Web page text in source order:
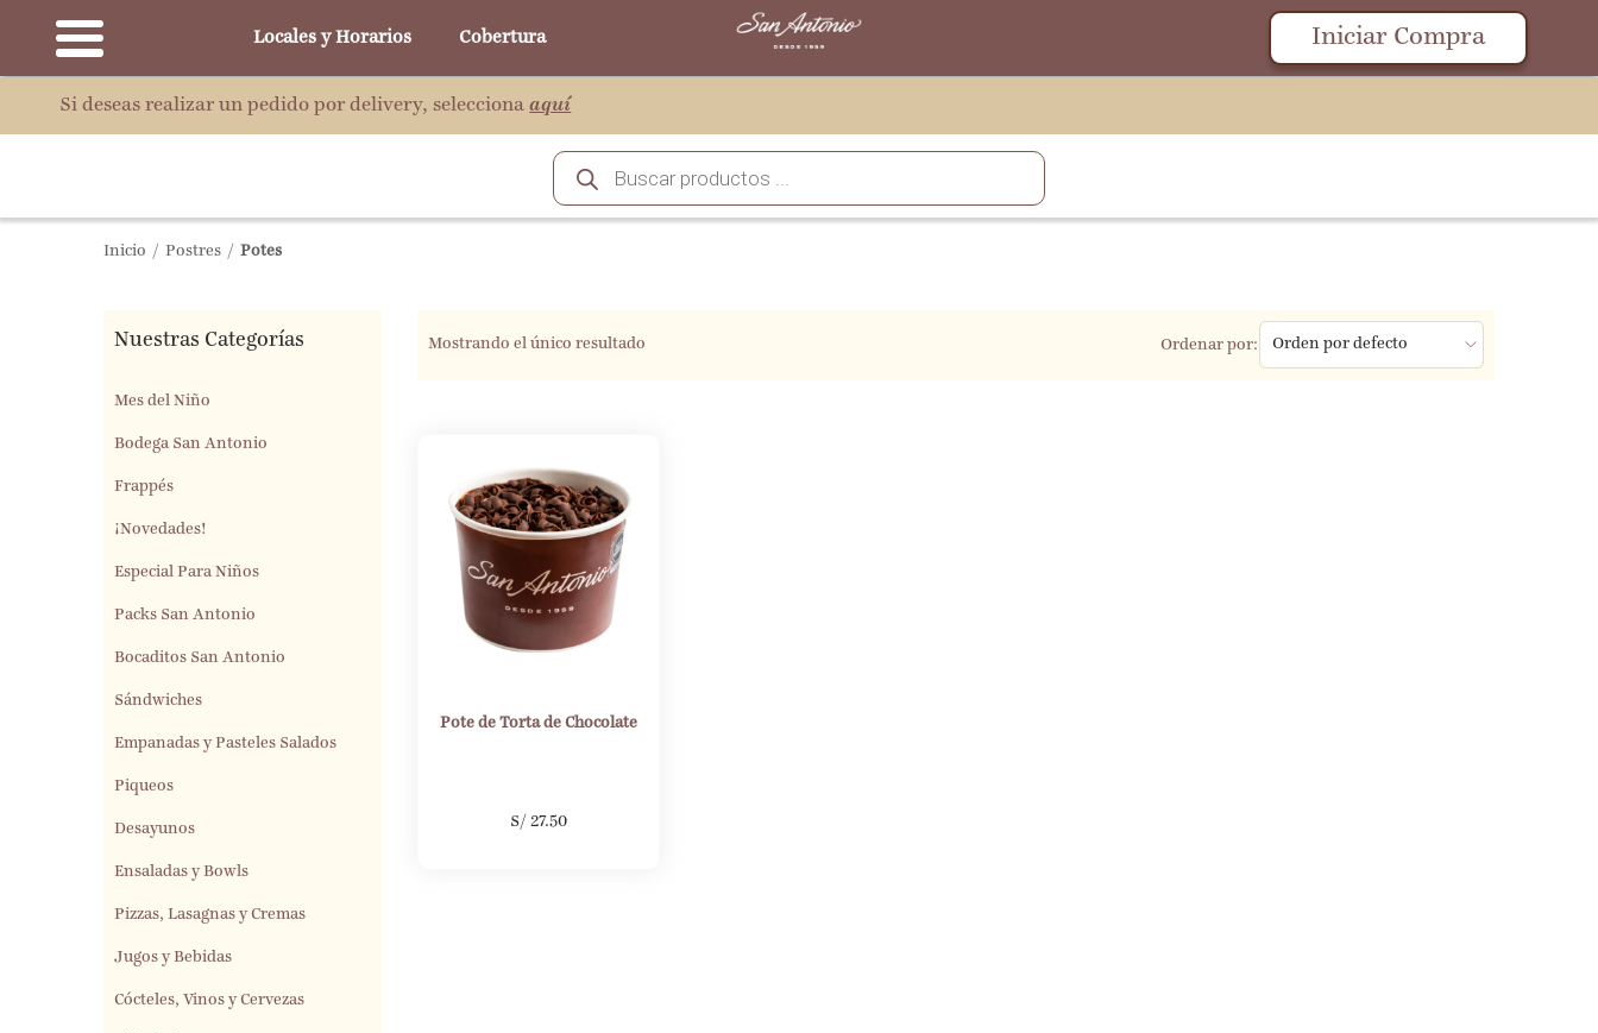
Locales y Horarios Cobertura Iniciar Compra
Si deseas realizar un pedido por delivery, seleccionaaquí
Inicio / Postres / Potes
Mostrando el único resultado
Pote de Torta de Chocolate
S/ 27.50
Nuestras Categorías
Mes del Niño
Bodega San Antonio
Frappés
¡Novedades!
Especial Para Niños
Packs San Antonio
Bocaditos San Antonio
Sándwiches
Empanadas y Pasteles Salados
Piqueos
Desayunos
Ensaladas y Bowls
Pizzas, Lasagnas y Cremas
Jugos y Bebidas
Cócteles, Vinos y Cervezas